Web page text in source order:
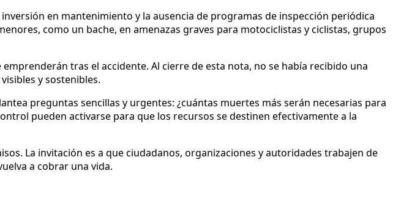
en mantenimiento y la ausencia de programas de inspección periódica
como un bache, en amenazas graves para motociclistas y ciclistas, grupos
tras el accidente. Al cierre de esta nota, no se había recibido una
y sostenibles.
preguntas sencillas y urgentes: ¿cuántas muertes más serán necesarias para
pueden activarse para que los recursos se destinen efectivamente a la
La invitación es a que ciudadanos, organizaciones y autoridades trabajen de
a cobrar una vida.